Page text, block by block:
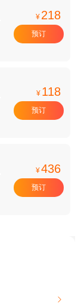
¥ 218
预订
¥ 118
预订
¥436
预订
